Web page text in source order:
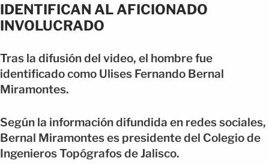
IDENTIFICAN AL AFICIONADO
INVOLUCRADO
Tras la difusión del video, el hombre fue
identificado como Ulises Fernando Bernal
Miramontes.
Según la información difundida en redes sociales,
Bernal Miramontes es presidente del Colegio de
Ingenieros Topógrafos de Jalisco.